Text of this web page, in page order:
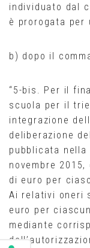
individuato dal
è prorogata per
b) dopo il
“5-bis. Per il
scuola per il
integrazione
deliberazione
pubblicata
novembre
di euro per
Ai relativi oneri
euro per
mediante